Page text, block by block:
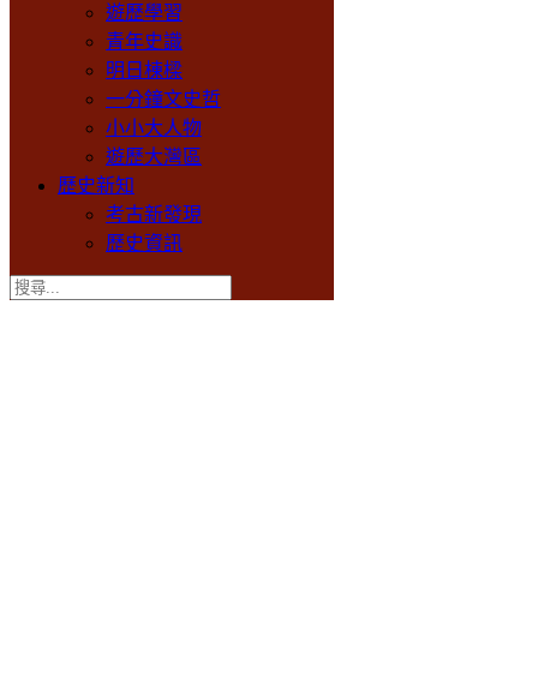
遊歷學習
青年史識
明日棟樑
一分鐘文史哲
小小大人物
遊歷大灣區
歷史新知
考古新發現
歷史資訊